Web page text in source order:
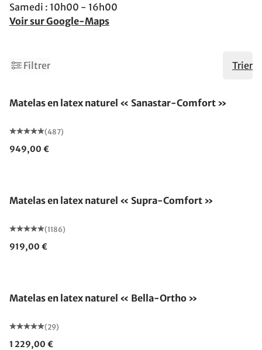
Samedi : 10h00 - 16h00
Voir sur Google-Maps
Filtrer Trier
Matelas en latex naturel « Sanastar-Comfort »
(487)
949,00 €
Matelas en latex naturel « Supra-Comfort »
(1186)
919,00 €
Matelas en latex naturel « Bella-Ortho »
(29)
1 229,00 €